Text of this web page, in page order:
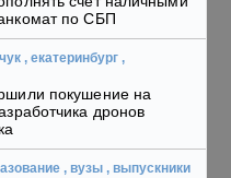
по СБП
, екатеринбург ,
покушение на
дронов
, вузы , выпускники